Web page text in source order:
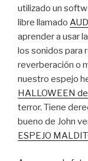
utilizado un
libre llamado
aprender a usar
los sonidos para
reverberación o
nuestro espejo
HALLOWEEN de
terror. Tiene
bueno de John
ESPEJO